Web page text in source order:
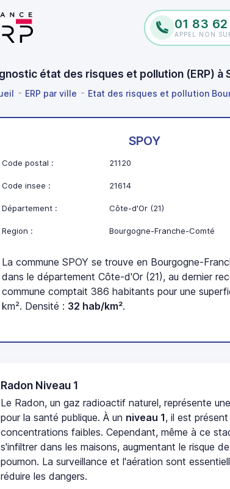
01 83 62
APPEL NON
état des risques et pollution (ERP) à
ERP par ville Etat des risques et pollution
SPOY
Code postal : 21120
Code insee : 21614
Département : Côte-d'Or (21)
Region : Bourgogne-Franche-Comté
La commune SPOY se trouve en Bourgogne-
dans le département Côte-d'Or (21), au dernier
commune comptait 386 habitants pour une
km². Densité : 32 hab/km².
Radon Niveau 1
Le Radon, un gaz radioactif naturel, représente
pour la santé publique. À un niveau 1, il est
concentrations faibles. Cependant, même à ce
s'infiltrer dans les maisons, augmentant le risque
poumon. La surveillance et l'aération sont
réduire les dangers.